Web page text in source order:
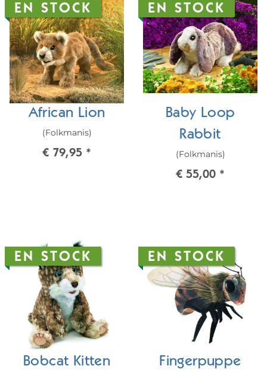
EN STOCK
African Lion
(Folkmanis)
€ 79,95 *
EN STOCK
Baby Loop
Rabbit
(Folkmanis)
€ 55,00 *
EN STOCK
Bobcat Kitten
EN STOCK
Fingerpuppe